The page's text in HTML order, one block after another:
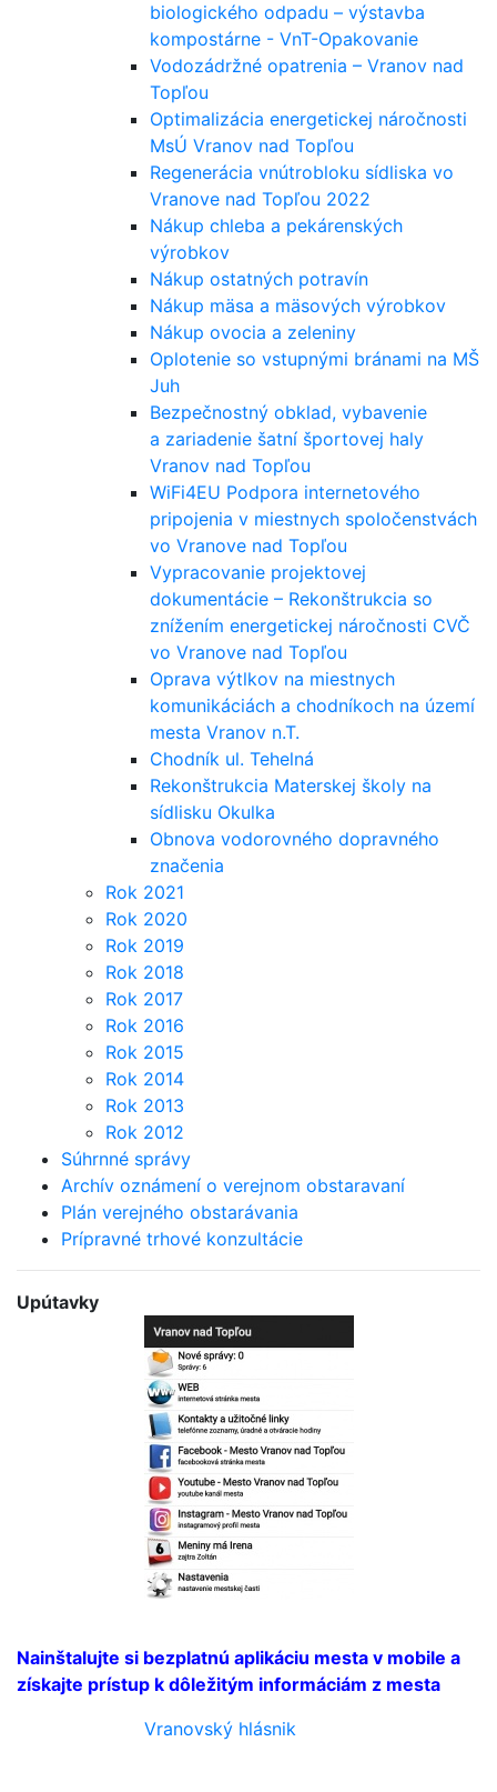
biologického odpadu – výstavba
kompostárne - VnT-Opakovanie
Vodozádržné opatrenia – Vranov nad
Topľou
Optimalizácia energetickej náročnosti
MsÚ Vranov nad Topľou
Regenerácia vnútrobloku sídliska vo
Vranove nad Topľou 2022
Nákup chleba a pekárenských
výrobkov
Nákup ostatných potravín
Nákup mäsa a mäsových výrobkov
Nákup ovocia a zeleniny
Oplotenie so vstupnými bránami na MŠ
Juh
Bezpečnostný obklad, vybavenie
a zariadenie šatní športovej haly
Vranov nad Topľou
WiFi4EU Podpora internetového
pripojenia v miestnych spoločenstvách
vo Vranove nad Topľou
Vypracovanie projektovej
dokumentácie – Rekonštrukcia so
znížením energetickej náročnosti CVČ
vo Vranove nad Topľou
Oprava výtlkov na miestnych
komunikáciách a chodníkoch na území
mesta Vranov n.T.
Chodník ul. Tehelná
Rekonštrukcia Materskej školy na
sídlisku Okulka
Obnova vodorovného dopravného
značenia
Rok 2021
Rok 2020
Rok 2019
Rok 2018
Rok 2017
Rok 2016
Rok 2015
Rok 2014
Rok 2013
Rok 2012
Súhrnné správy
Archív oznámení o verejnom obstaravaní
Plán verejného obstarávania
Prípravné trhové konzultácie
Upútavky
Bezplatná aplikácia
mesta
Nainštalujte si bezplatnú aplikáciu mesta v mobile a
získajte prístup k dôležitým informáciám z mesta
Vranovský hlásnik